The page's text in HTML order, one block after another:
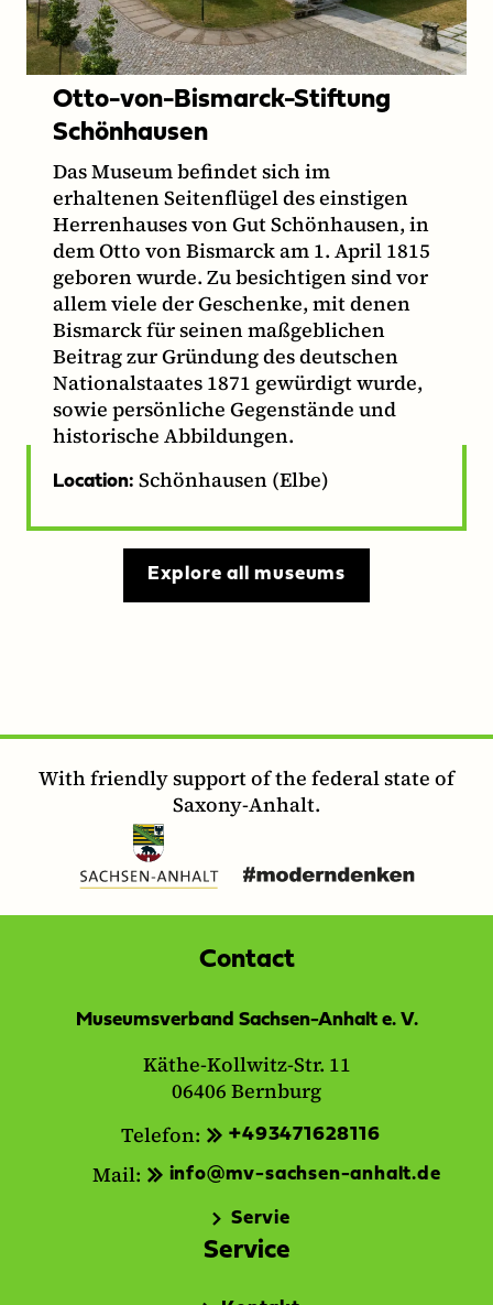
Otto-von-Bismarck-Stiftung
Schönhausen
Das Museum befindet sich im
erhaltenen Seitenflügel des einstigen
Herrenhauses von Gut Schönhausen, in
dem Otto von Bismarck am 1. April 1815
geboren wurde. Zu besichtigen sind vor
allem viele der Geschenke, mit denen
Bismarck für seinen maßgeblichen
Beitrag zur Gründung des deutschen
Nationalstaates 1871 gewürdigt wurde,
sowie persönliche Gegenstände und
historische Abbildungen.
Location: Schönhausen (Elbe)
Explore all museums
With friendly support of the federal state of
Saxony-Anhalt.
Contact
Museumsverband Sachsen-Anhalt e. V.
Käthe-Kollwitz-Str. 11
06406 Bernburg
Telefon:
+493471628116
Mail: info@mv-sachsen-anhalt.de
Servie
Service